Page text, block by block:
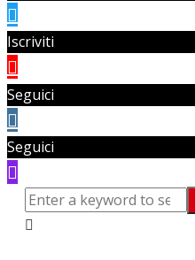
Iscriviti
Seguici
Seguici